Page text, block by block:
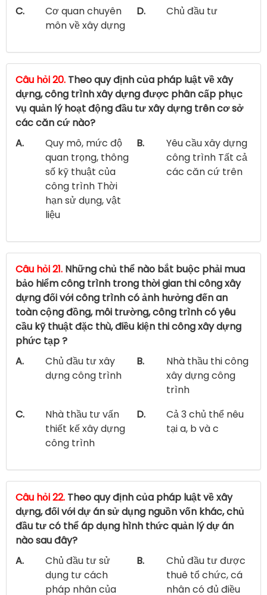
C.
Cơ quan chuyên
môn về xây dựng
D. Chủ đầu tư
Câu hỏi 20. Theo quy định của pháp luật về xây
dựng, công trình xây dựng được phân cấp phục
vụ quản lý hoạt động đầu tư xây dựng trên cơ sở
các căn cứ nào?
A.
Quy mô, mức độ
quan trọng, thông
số kỹ thuật của
công trình Thời
hạn sử dụng, vật
liệu
B.
Yêu cầu xây dựng
công trình Tất cả
các căn cứ trên
Câu hỏi 21. Những chủ thể nào bắt buộc phải mua
bảo hiểm công trình trong thời gian thi công xây
dựng đối với công trình có ảnh hưởng đến an
toàn cộng đồng, môi trường, công trình có yêu
cầu kỹ thuật đặc thù, điều kiện thi công xây dựng
phức tạp ?
A.
Chủ đầu tư xây
dựng công trình
B.
Nhà thầu thi công
xây dựng công
trình
C.
Nhà thầu tư vấn
thiết kế xây dựng
công trình
D.
Cả 3 chủ thể nêu
tại a, b và c
Câu hỏi 22. Theo quy định của pháp luật về xây
dựng, đối với dự án sử dụng nguồn vốn khác, chủ
đầu tư có thể áp dụng hình thức quản lý dự án
nào sau đây?
A.
Chủ đầu tư sử
dụng tư cách
pháp nhân của
B.
Chủ đầu tư được
thuê tổ chức, cá
nhân có đủ điều